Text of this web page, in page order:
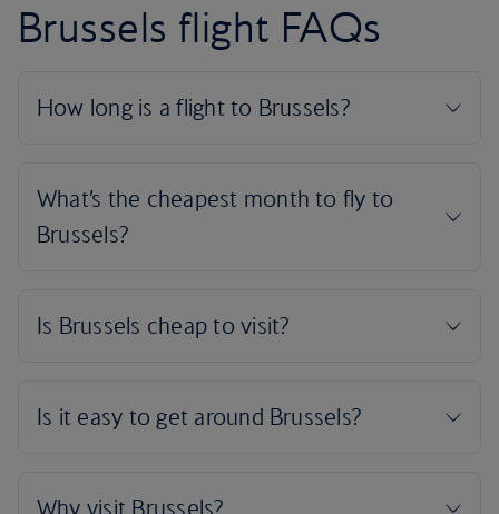
Brussels flight FAQs